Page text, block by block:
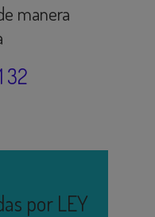
manera
32
por LEY